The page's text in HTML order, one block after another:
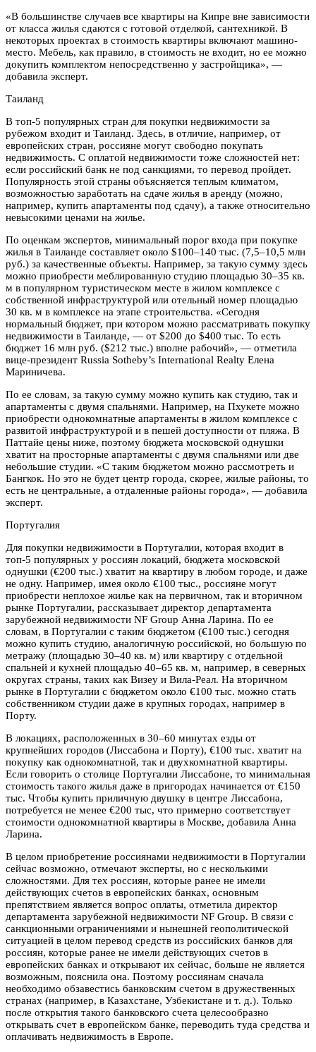
«В большинстве случаев все квартиры на Кипре вне зависимости
от класса жилья сдаются с готовой отделкой, сантехникой. В
некоторых проектах в стоимость квартиры включают машино-
место. Мебель, как правило, в стоимость не входит, но ее можно
докупить комплектом непосредственно у застройщика», —
добавила эксперт.
Таиланд
В топ-5 популярных стран для покупки недвижимости за
рубежом входит и Таиланд. Здесь, в отличие, например, от
европейских стран, россияне могут свободно покупать
недвижимость. С оплатой недвижимости тоже сложностей нет:
если российский банк не под санкциями, то перевод пройдет.
Популярность этой страны объясняется теплым климатом,
возможностью заработать на сдаче жилья в аренду (можно,
например, купить апартаменты под сдачу), а также относительно
невысокими ценами на жилье.
По оценкам экспертов, минимальный порог входа при покупке
жилья в Таиланде составляет около $100–140 тыс. (7,5–10,5 млн
руб.) за качественные объекты. Например, за такую сумму здесь
можно приобрести меблированную студию площадью 30–35 кв.
м в популярном туристическом месте в жилом комплексе с
собственной инфраструктурой или отельный номер площадью
30 кв. м в комплексе на этапе строительства. «Сегодня
нормальный бюджет, при котором можно рассматривать покупку
недвижимости в Таиланде, ― от $200 до $400 тыс. То есть
бюджет 16 млн руб. ($212 тыс.) вполне рабочий», — отметила
вице-президент Russia Sotheby’s International Realty Елена
Мариничева.
По ее словам, за такую сумму можно купить как студию, так и
апартаменты с двумя спальнями. Например, на Пхукете можно
приобрести однокомнатные апартаменты в жилом комплексе с
развитой инфраструктурой и в пешей доступности от пляжа. В
Паттайе цены ниже, поэтому бюджета московской однушки
хватит на просторные апартаменты с двумя спальнями или две
небольшие студии. «С таким бюджетом можно рассмотреть и
Бангкок. Но это не будет центр города, скорее, жилые районы, то
есть не центральные, а отдаленные районы города», — добавила
эксперт.
Португалия
Для покупки недвижимости в Португалии, которая входит в
топ-5 популярных у россиян локаций, бюджета московской
однушки (€200 тыс.) хватит на квартиру в любом городе, и даже
не одну. Например, имея около €100 тыс., россияне могут
приобрести неплохое жилье как на первичном, так и вторичном
рынке Португалии, рассказывает директор департамента
зарубежной недвижимости NF Group Анна Ларина. По ее
словам, в Португалии с таким бюджетом (€100 тыс.) сегодня
можно купить студию, аналогичную российской, но большую по
метражу (площадью 30–40 кв. м) или квартиру с отдельной
спальней и кухней площадью 40–65 кв. м, например, в северных
округах страны, таких как Визеу и Вила-Реал. На вторичном
рынке в Португалии с бюджетом около €100 тыс. можно стать
собственником студии даже в крупных городах, например в
Порту.
В локациях, расположенных в 30–60 минутах езды от
крупнейших городов (Лиссабона и Порту), €100 тыс. хватит на
покупку как однокомнатной, так и двухкомнатной квартиры.
Если говорить о столице Португалии Лиссабоне, то минимальная
стоимость такого жилья даже в пригородах начинается от €150
тыс. Чтобы купить приличную двушку в центре Лиссабона,
потребуется не менее €200 тыс, что примерно соответствует
стоимости однокомнатной квартиры в Москве, добавила Анна
Ларина.
В целом приобретение россиянами недвижимости в Португалии
сейчас возможно, отмечают эксперты, но с несколькими
сложностями. Для тех россиян, которые ранее не имели
действующих счетов в европейских банках, основным
препятствием является вопрос оплаты, отметила директор
департамента зарубежной недвижимости NF Group. В связи с
санкционными ограничениями и нынешней геополитической
ситуацией в целом перевод средств из российских банков для
россиян, которые ранее не имели действующих счетов в
европейских банках и открывают их сейчас, больше не является
возможным, пояснила она. Поэтому россиянам сначала
необходимо обзавестись банковским счетом в дружественных
странах (например, в Казахстане, Узбекистане и т. д.). Только
после открытия такого банковского счета целесообразно
открывать счет в европейском банке, переводить туда средства и
оплачивать недвижимость в Европе.